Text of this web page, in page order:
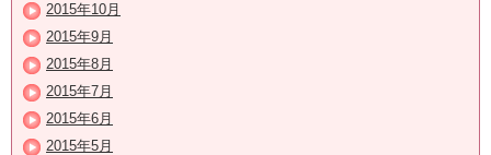
2015年10月
2015年9月
2015年8月
2015年7月
2015年6月
2015年5月